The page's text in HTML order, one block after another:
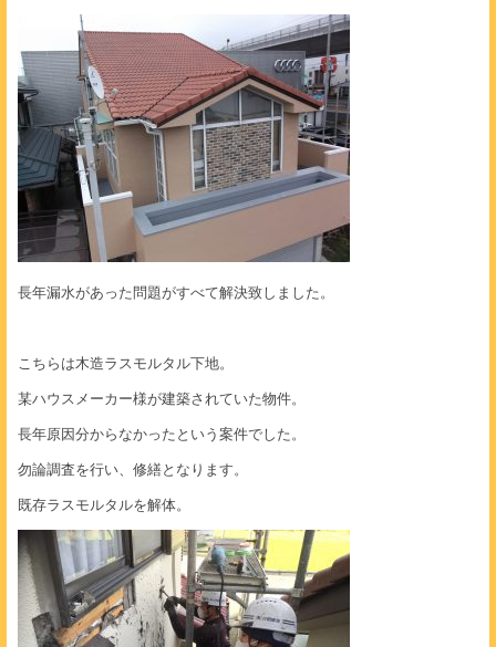
長年漏水があった問題がすべて解決致しました。
こちらは木造ラスモルタル下地。
某ハウスメーカー様が建築されていた物件。
長年原因分からなかったという案件でした。
勿論調査を行い、修繕となります。
既存ラスモルタルを解体。